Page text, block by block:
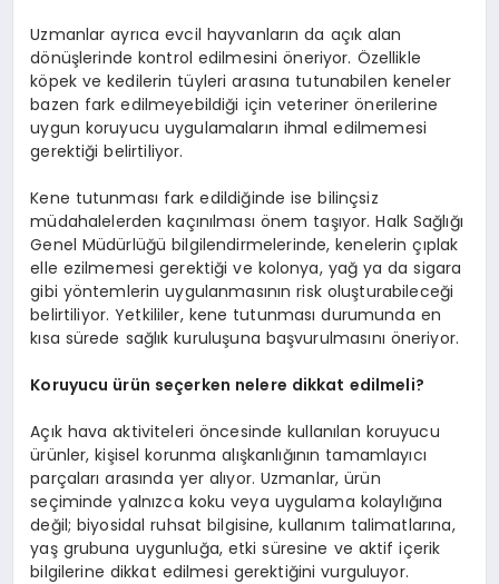
Uzmanlar ayrıca evcil hayvanların da açık alan
dönüşlerinde kontrol edilmesini öneriyor. Özellikle
köpek ve kedilerin tüyleri arasına tutunabilen keneler
bazen fark edilmeyebildiği için veteriner önerilerine
uygun koruyucu uygulamaların ihmal edilmemesi
gerektiği belirtiliyor.
Kene tutunması fark edildiğinde ise bilinçsiz
müdahalelerden kaçınılması önem taşıyor. Halk Sağlığı
Genel Müdürlüğü bilgilendirmelerinde, kenelerin çıplak
elle ezilmemesi gerektiği ve kolonya, yağ ya da sigara
gibi yöntemlerin uygulanmasının risk oluşturabileceği
belirtiliyor. Yetkililer, kene tutunması durumunda en
kısa sürede sağlık kuruluşuna başvurulmasını öneriyor.
Koruyucu ürün seçerken nelere dikkat edilmeli?
Açık hava aktiviteleri öncesinde kullanılan koruyucu
ürünler, kişisel korunma alışkanlığının tamamlayıcı
parçaları arasında yer alıyor. Uzmanlar, ürün
seçiminde yalnızca koku veya uygulama kolaylığına
değil; biyosidal ruhsat bilgisine, kullanım talimatlarına,
yaş grubuna uygunluğa, etki süresine ve aktif içerik
bilgilerine dikkat edilmesi gerektiğini vurguluyor.